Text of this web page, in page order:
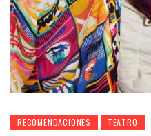
RECOMENDACIONES TEATRO